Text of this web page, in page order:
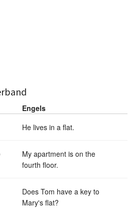
Engels
He lives in a flat.
My apartment is on the
fourth floor.
Does Tom have a key to
Mary's flat?